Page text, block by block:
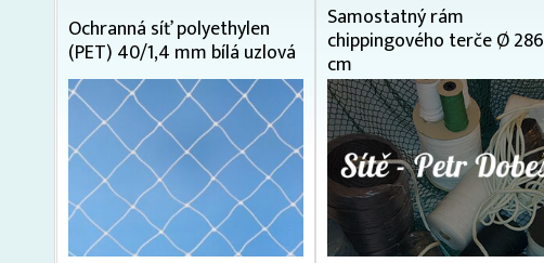
Ochranná síť polyethylen
(PET) 40/1,4 mm bílá uzlová
Samostatný rám
chippingového terče Ø 286
cm